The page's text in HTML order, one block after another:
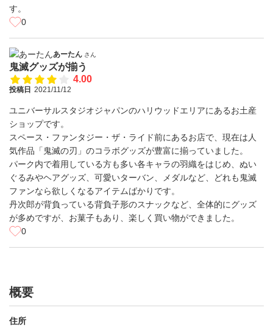
す。
0
あーたん さん
鬼滅グッズが揃う
4.00
投稿日 2021/11/12
ユニバーサルスタジオジャパンのハリウッドエリアにあるお土産
ショップです。
スペース・ファンタジー・ザ・ライド前にあるお店で、現在は人
気作品「鬼滅の刃」のコラボグッズが豊富に揃っていました。
パーク内で着用している方も多い各キャラの羽織をはじめ、ぬい
ぐるみやヘアグッズ、可愛いターバン、メダルなど、どれも鬼滅
ファンなら欲しくなるアイテムばかりです。
丹次郎が背負っている背負子形のスナックなど、全体的にグッズ
が多めですが、お菓子もあり、楽しく買い物ができました。
0
概要
住所